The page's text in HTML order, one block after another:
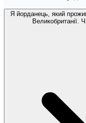
Я йорданець, який
Великобританії.